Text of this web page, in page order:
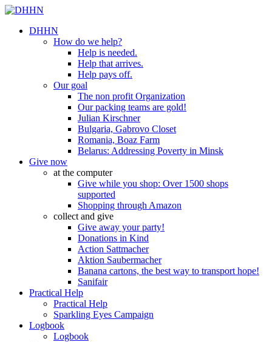
DHHN
How do we help?
Help is needed.
Help that arrives.
Help pays off.
Our goal
The non profit Organization
Our packing teams are gold!
Julian Kirschner
Bulgaria, Gabrovo Closet
Romania, Boaz Farm
Belarus: Addressing Poverty in Minsk
Give now
at the computer
Give while you shop: Over 1500 shops
supported
Shopping through Amazon
collect and give
Give away your party!
Donations in Kind
Action Sattmacher
Aktion Saubermacher
Banana cartons, the best way to transport hope!
Sanifair
Practical Help
Practical Help
Sparkling Eyes Campaign
Logbook
Logbook